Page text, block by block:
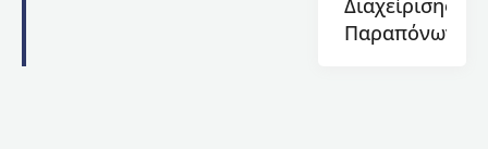
της
Θεολογικής
Διαχείρισης
Παραπόνων